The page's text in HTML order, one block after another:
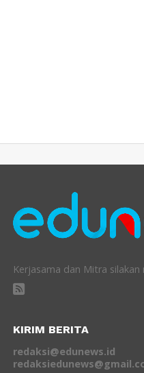
Kerjasama dan Mitra
KIRIM BERITA
redaksi@edunews.id